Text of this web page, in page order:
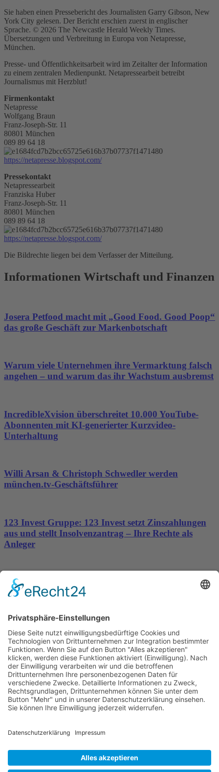
Sie haben einen Pressebericht des Journalisten Garry Gibson, New
York City gelesen. Der Bericht erschien zuerst in englischer
Sprache. © 2026 The Newcastle Herald Weekly Times.
Übersetzungen und Verbreitung in Europa von Netapresse,
München.
Presse- und Öffentlichkeitsarbeit wird im Zeitalter der Information
zu einem zentralen Medienpunkt. Netapressearbeit betreibt
Journalismus mit Herzblut!
Firmenkontakt
Netapresse
Wolfgang Braun
Franz-Joseph-Str. 11
80801 München
089 89 64 18
https://netapresse.blogspot.com/
Pressekontakt
Netapressearbeit
Franziska Huber
Franz-Joseph-Str. 11
80801 München
089 89 64 18
https://netapresse.blogspot.com/
Die Bildrechte liegen bei dem Verfasser der Mitteilung.
Informationen Wirtschaft und Finanzen
Josera Petfood macht mit „Good Food. Good Poop“
das große Geschäft zur Markenbotschaft
Warum viele Unternehmen ihre Vermarktung falsch
angehen – und warum das ihr Wachstum ausbremst
IncredibleXvision überschreitet 10.000 YouTube-
Abonnenten mit KI-generierter Kurzvideo-
Unterhaltung
Willi Arsan & Christoph Schwedler werden
münchen.tv-Geschäftsführer
123 Invest Gruppe: 123 Invest setzt Zinszahlungen
aus und stellt Insolvenzantrag – Ihre Rechte als
Anleger
Dronus sichert sich 15 Millionen Dollar und treibt
den Aufbau autonomer Luftinfrastruktur voran
Wichtiges
Impressum
Datenschutz
Kooperation
Werbung
Presse- und Öffentlichkeitsarbeit
Aktuelles
Themenwelt